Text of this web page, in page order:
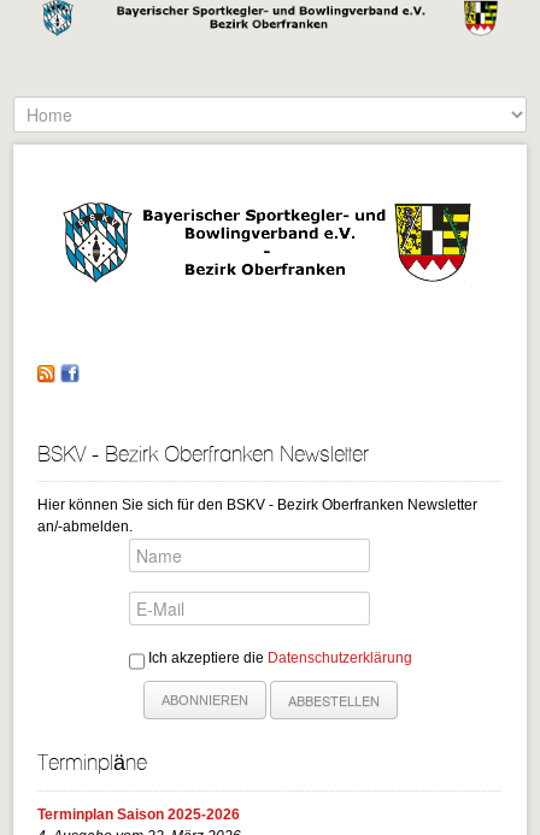
Facebook
BSKV - Bezirk Oberfranken Newsletter
Hier können Sie sich für den BSKV - Bezirk Oberfranken Newsletter
an/-abmelden.
Ich akzeptiere die Datenschutzerklärung
Terminpläne
Terminplan Saison 2025-2026